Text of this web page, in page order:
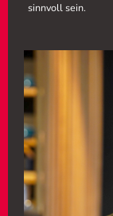
sinnvoll sein.